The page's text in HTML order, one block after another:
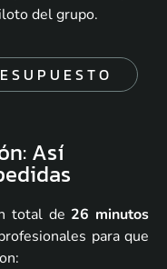
del grupo.
Así
total de 26 minutos
para que